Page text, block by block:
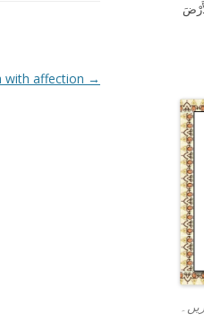
with affection →